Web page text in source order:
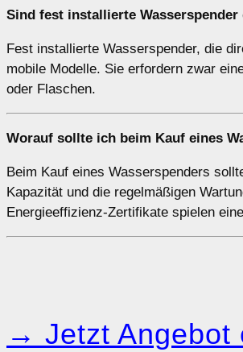
Sind fest installierte
Fest installierte Wasserspender, die
mobile Modelle. Sie erfordern zwar
oder Flaschen.
Worauf sollte ich beim Kauf eines
Beim Kauf eines Wasserspenders
Kapazität und die regelmäßigen
Energieeffizienz-Zertifikate spielen
→ Jetzt Angebot